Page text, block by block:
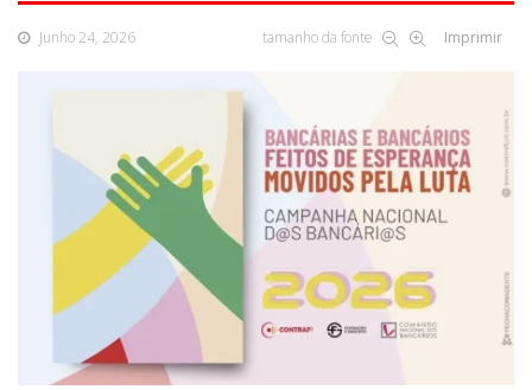
Junho 24, 2026 tamanho da fonte Imprimir